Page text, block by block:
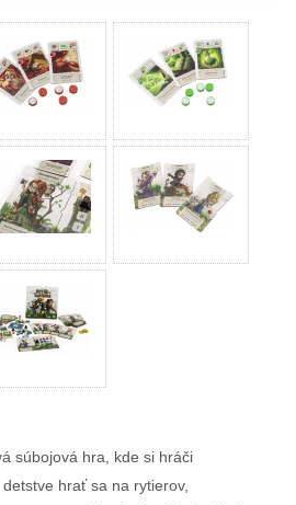
súbojová hra, kde si hráči
hrať sa na rytierov,